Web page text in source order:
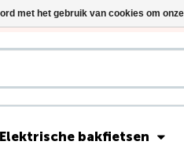
& Müller Nevo5 Silent Core nu
Elektrische bakfietsen
met het gebruik van cookies om